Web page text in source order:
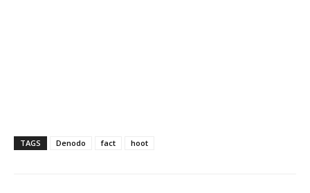
TAGS Denodo fact hoot